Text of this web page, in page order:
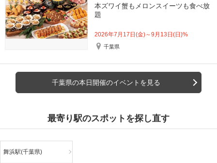
本ズワイ蟹もメロンスイーツも食べ放
題
2026年7月17日(金)～9月13日(日)%
千葉県
千葉県の本日開催のイベントを見る
最寄り駅のスポットを探し直す
舞浜駅(千葉県)